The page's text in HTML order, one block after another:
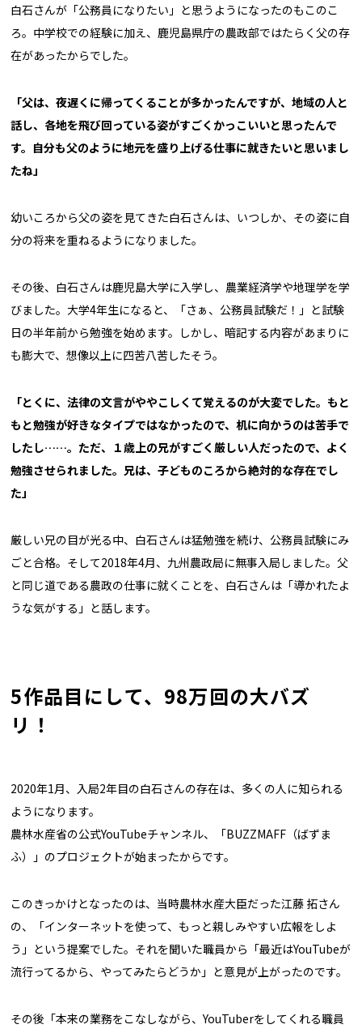
白石さんが「公務員になりたい」と思うようになったのもこのこ
ろ。中学校での経験に加え、鹿児島県庁の農政部ではたらく父の存
在があったからでした。
「父は、夜遅くに帰ってくることが多かったんですが、地域の人と
話し、各地を飛び回っている姿がすごくかっこいいと思ったんで
す。自分も父のように地元を盛り上げる仕事に就きたいと思いまし
たね」
幼いころから父の姿を見てきた白石さんは、いつしか、その姿に自
分の将来を重ねるようになりました。
その後、白石さんは鹿児島大学に入学し、農業経済学や地理学を学
びました。大学4年生になると、「さぁ、公務員試験だ！」と試験
日の半年前から勉強を始めます。しかし、暗記する内容があまりに
も膨大で、想像以上に四苦八苦したそう。
「とくに、法律の文言がややこしくて覚えるのが大変でした。もと
もと勉強が好きなタイプではなかったので、机に向かうのは苦手で
したし……。ただ、１歳上の兄がすごく厳しい人だったので、よく
勉強させられました。兄は、子どものころから絶対的な存在でし
た」
厳しい兄の目が光る中、白石さんは猛勉強を続け、公務員試験にみ
ごと合格。そして2018年4月、九州農政局に無事入局しました。父
と同じ道である農政の仕事に就くことを、白石さんは「導かれたよ
うな気がする」と話します。
5作品目にして、98万回の大バズ
リ！
2020年1月、入局2年目の白石さんの存在は、多くの人に知られる
ようになります。
農林水産省の公式YouTubeチャンネル、「BUZZMAFF（ばずま
ふ）」のプロジェクトが始まったからです。
このきっかけとなったのは、当時農林水産大臣だった江藤 拓さん
の、「インターネットを使って、もっと親しみやすい広報をしよ
う」という提案でした。それを聞いた職員から「最近はYouTubeが
流行ってるから、やってみたらどうか」と意見が上がったのです。
その後「本来の業務をこなしながら、YouTuberをしてくれる職員